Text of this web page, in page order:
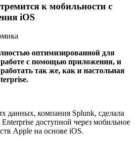
к мобильности с
iOS
оптимизированной для
с помощью приложения, и
так же, как и настольная
данных, компания Splunk, сделала
доступной через мобильное
Apple на основе iOS.